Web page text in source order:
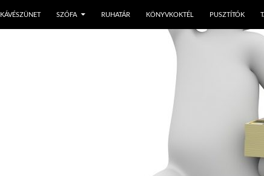
KÁVÉSZÜNET SZÓFA RUHATÁR KÖNYVKOKTÉL PUSZTÍTÓK